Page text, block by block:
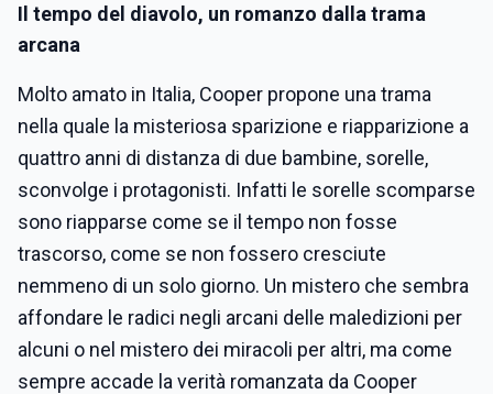
Il tempo del diavolo, un romanzo dalla trama
arcana
Molto amato in Italia, Cooper propone una trama
nella quale la misteriosa sparizione e riapparizione a
quattro anni di distanza di due bambine, sorelle,
sconvolge i protagonisti. Infatti le sorelle scomparse
sono riapparse come se il tempo non fosse
trascorso, come se non fossero cresciute
nemmeno di un solo giorno. Un mistero che sembra
affondare le radici negli arcani delle maledizioni per
alcuni o nel mistero dei miracoli per altri, ma come
sempre accade la verità romanzata da Cooper